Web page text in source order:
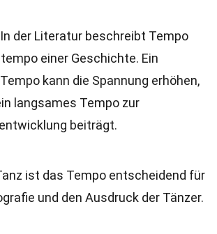
der Literatur beschreibt Tempo
einer Geschichte. Ein
kann die Spannung erhöhen,
langsames Tempo zur
beiträgt.
ist das Tempo entscheidend für
und den Ausdruck der Tänzer.